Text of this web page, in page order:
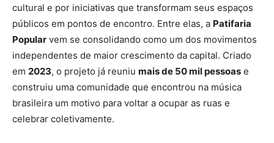
cultural e por iniciativas que transformam seus espaços
públicos em pontos de encontro. Entre elas, a Patifaria
Popular vem se consolidando como um dos movimentos
independentes de maior crescimento da capital. Criado
em 2023, o projeto já reuniu mais de 50 mil pessoas e
construiu uma comunidade que encontrou na música
brasileira um motivo para voltar a ocupar as ruas e
celebrar coletivamente.